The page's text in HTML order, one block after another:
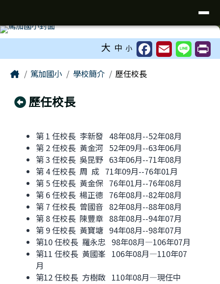
大 中 小
Home篤加國小 學校簡介 歷任校長
回上頁
歷任校長
第 1 任校長 李新發 48年08月--52年08月
第 2 任校長 黃金河 52年09月--63年06月
第 3 任校長 吳昆野 63年06月--71年08月
第 4 任校長 周 成 71年09月--76年01月
第 5 任校長 黃金保 76年01月--76年08月
第 6 任校長 楊正德 76年08月--82年08月
第 7 任校長 曾國音 82年08月--88年08月
第 8 任校長 陳豐章 88年08月--94年07月
第 9 任校長 黃寶塘 94年08月--98年07月
第10 任校長 羅永忠 98年08月—106年07月
第11 任校長 黃國峯 106年08月—110年07
月
第12 任校長 方樹啟 110年08月—現任中